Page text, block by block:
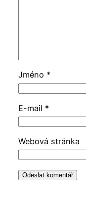
Jméno *
E-mail *
Webová stránka